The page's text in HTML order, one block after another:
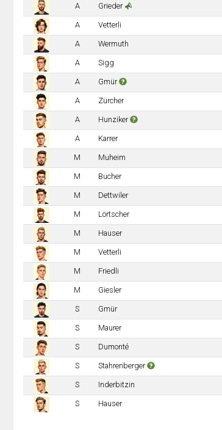
A Grieder
A Vetterli
A Wermuth
A Sigg
A Gmür
A Zürcher
A Hunziker
A Karrer
M Muheim
M Bucher
M Dettwiler
M Lörtscher
M Hauser
M Vetterli
M Friedli
M Giesler
S Gmür
S Maurer
S Dumonté
S Stahrenberger
S Inderbitzin
S Hauser